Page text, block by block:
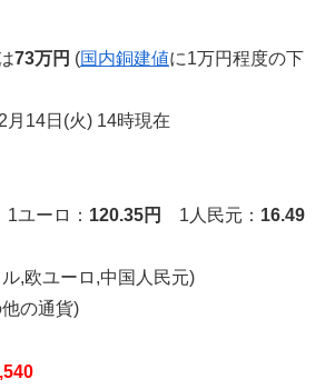
73万円 (国内銅建値に1万円程度の下
月14日(火) 14時現在
1ユーロ： 120.35円 1人民元： 16.49
,欧ユーロ,中国人民元)
の通貨)